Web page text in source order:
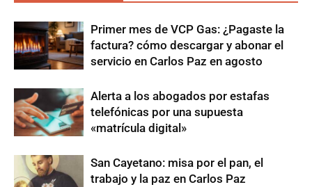
Primer mes de VCP Gas: ¿Pagaste la
factura? cómo descargar y abonar el
servicio en Carlos Paz en agosto
Alerta a los abogados por estafas
telefónicas por una supuesta
«matrícula digital»
San Cayetano: misa por el pan, el
trabajo y la paz en Carlos Paz